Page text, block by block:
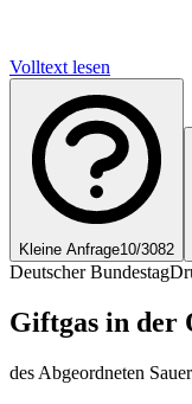
Volltext lesen
Kleine Anfrage10/3082
Deutscher Bundestag
Giftgas in der
des Abgeordneten